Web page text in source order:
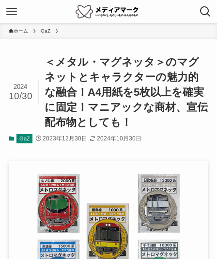
ホーム GaZ
＜メタル・マグネッタ＞のマグ
ネットとキャラクターの魅力的
な融合！A4用紙を5枚以上を確実
に固定！マニアックな商材、宣伝
配布物としても！
2024
10/30
GaZ 2023年12月30日 2024年10月30日